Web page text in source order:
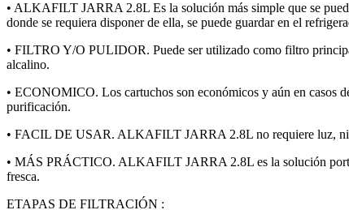
• ALKAFILT JARRA 2.8L Es la solución más simple que se
donde se requiera disponer de ella, se puede guardar en el
• FILTRO Y/O PULIDOR. Puede ser utilizado como filtro
alcalino.
• ECONOMICO. Los cartuchos son económicos y aún en casos
purificación.
• FACIL DE USAR. ALKAFILT JARRA 2.8L no requiere luz, ni
• MÁS PRÁCTICO. ALKAFILT JARRA 2.8L es la solución
fresca.
ETAPAS DE FILTRACIÓN :